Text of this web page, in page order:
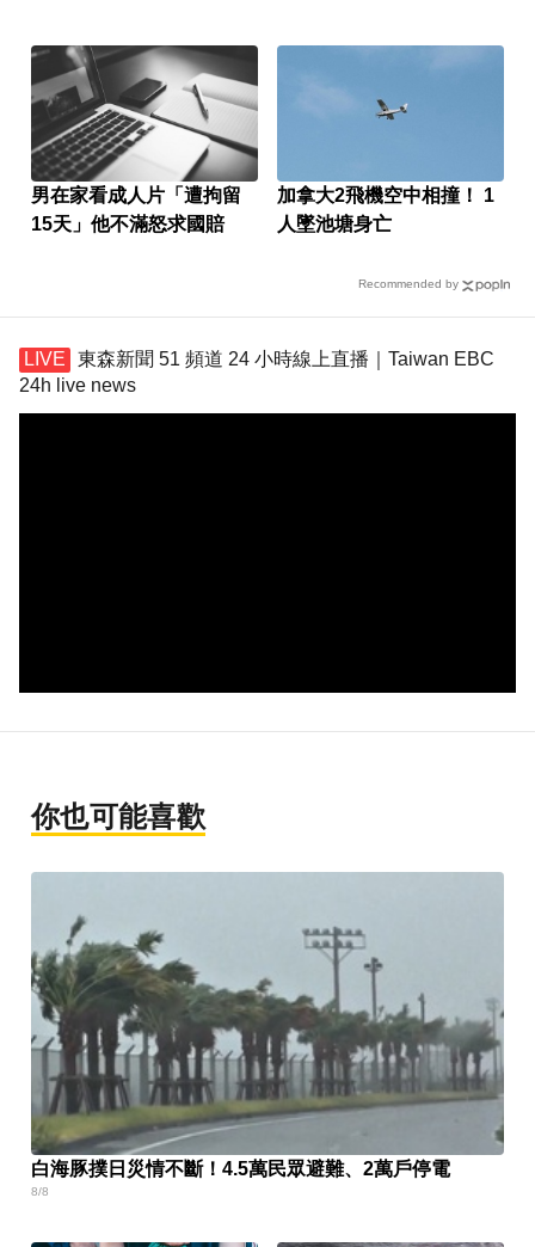
男在家看成人片「遭拘留
15天」他不滿怒求國賠
加拿大2飛機空中相撞！ 1
人墜池塘身亡
Recommended by
東森新聞 51 頻道 24 小時線上直播｜Taiwan EBC
24h live news
你也可能喜歡
白海豚撲日災情不斷！4.5萬民眾避難、2萬戶停電
8/8